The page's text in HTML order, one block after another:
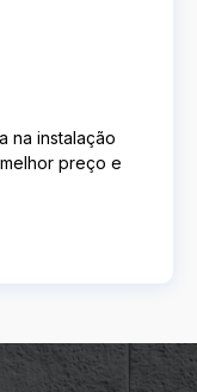
na instalação
preço e